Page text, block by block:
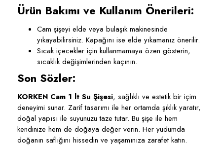
Ürün Bakımı ve Kullanım Önerileri:
Cam şişeyi elde veya bulaşık makinesinde
yıkayabilirsiniz. Kapağını ise elde yıkamanız önerilir.
Sıcak içecekler için kullanmamaya özen gösterin,
sıcaklık değişimlerinden kaçının.
Son Sözler:
KORKEN Cam 1 lt Su Şişesi, sağlıklı ve estetik bir içim
deneyimi sunar. Zarif tasarımı ile her ortamda şıklık yaratır,
doğal yapısı ile suyunuzu taze tutar. Bu şişe ile hem
kendinize hem de doğaya değer verin. Her yudumda
doğanın saflığını hissedin ve yaşamınıza zarafet katın.